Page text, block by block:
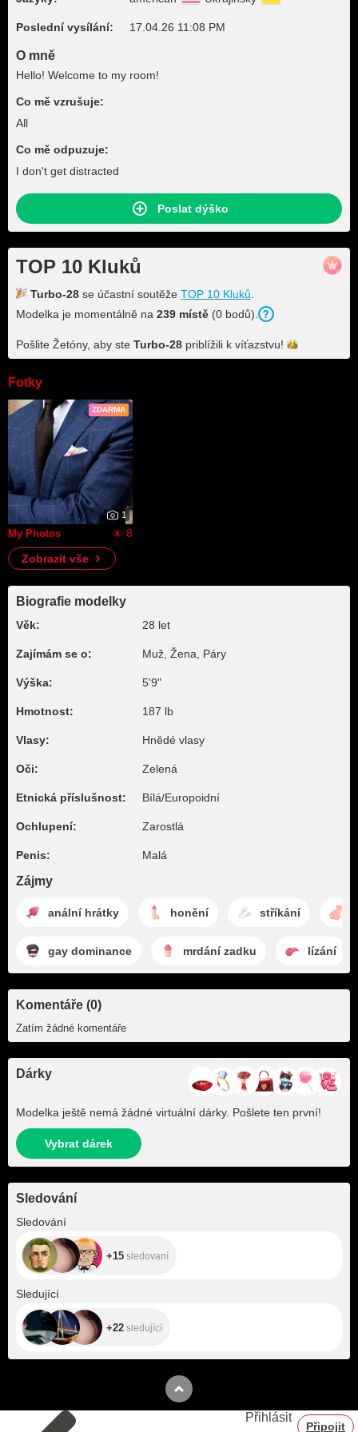
Poslední vysílání: 17.04.26 11:08 PM
O mně
Hello! Welcome to my room!
Co mě vzrušuje:
All
Co mě odpuzuje:
I don't get distracted
Poslat dýško
TOP 10 Kluků
Turbo-28 se účastní soutěže TOP 10 Kluků
Modelka je momentálně na 239 místě (0 bodů).
Pošlite Žetóny, aby ste Turbo-28 priblížili k víťazstvu!
Fotky
ZDARMA
1
My Photos
8
Zobrazit vše
Biografie modelky
Věk: 28 let
Zajímám se o: Muž, Žena, Páry
Výška: 5'9"
Hmotnost: 187 lb
Vlasy: Hnědé vlasy
Oči: Zelená
Etnická příslušnost: Bílá/Europoidní
Ochlupení: Zarostlá
Penis: Malá
Zájmy
anální hrátky honění stříkání
gay dominance mrdání zadku lízání
Komentáře (0)
Zatím žádné komentáře
Dárky
Modelka ještě nemá žádné virtuální dárky. Pošlete ten první!
Vybrat dárek
Sledování
Sledování
+15 sledovaní
Sledující
+22 sledující
Přihlásit
Připojit